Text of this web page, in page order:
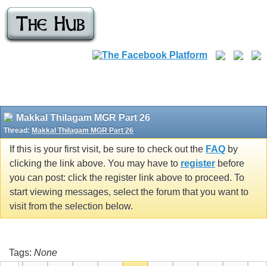
Makkal Thilagam MGR Part 26
Thread: Makkal Thilagam MGR Part 26
If this is your first visit, be sure to check out the FAQ by
clicking the link above. You may have to register before
you can post: click the register link above to proceed. To
start viewing messages, select the forum that you want to
visit from the selection below.
Tags: None